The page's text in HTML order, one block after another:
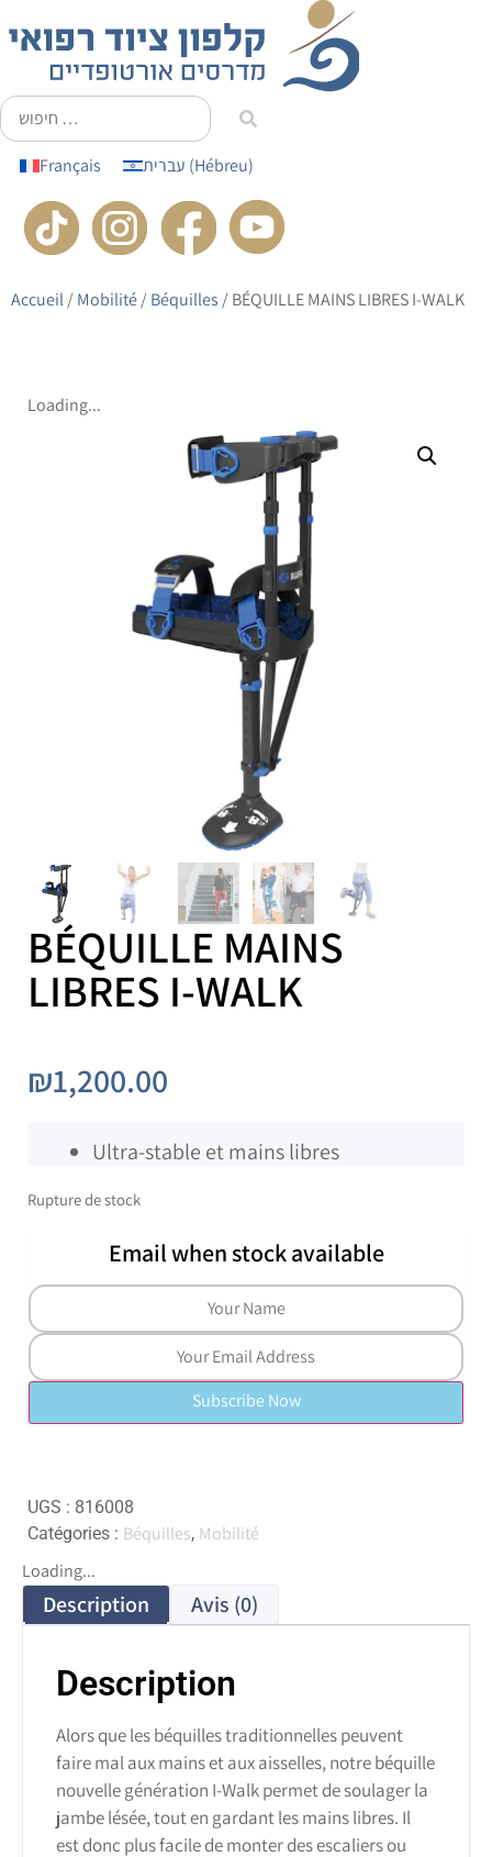
principal
Français עברית (Hébreu)
Accueil/Mobilité/Béquilles / BÉQUILLE MAINS LIBRES I-WALK
Loading...
BÉQUILLE MAINS
LIBRES I-WALK
₪1,200.00
Ultra-stable et mains libres
Rupture de stock
Email when stock available
UGS : 816008
Catégories : Béquilles, Mobilité
Loading...
Description Avis (0)
Description
Alors que les béquilles traditionnelles peuvent
faire mal aux mains et aux aisselles, notre béquille
nouvelle génération I-Walk permet de soulager la
jambe lésée, tout en gardant les mains libres. Il
est donc plus facile de monter des escaliers ou